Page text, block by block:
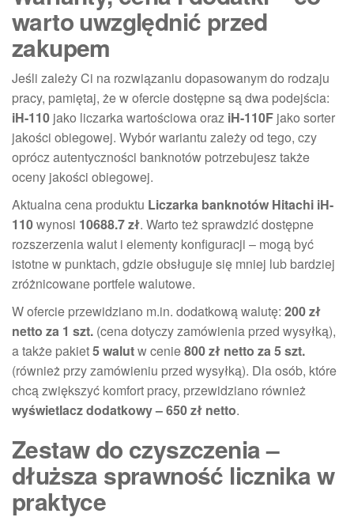
warto uwzględnić przed
zakupem
Jeśli zależy Ci na rozwiązaniu dopasowanym do rodzaju
pracy, pamiętaj, że w ofercie dostępne są dwa podejścia:
iH-110 jako liczarka wartościowa oraz iH-110F jako sorter
jakości obiegowej. Wybór wariantu zależy od tego, czy
oprócz autentyczności banknotów potrzebujesz także
oceny jakości obiegowej.
Aktualna cena produktu Liczarka banknotów Hitachi iH-
110wynosi 10688.7 zł. Warto też sprawdzić dostępne
rozszerzenia walut i elementy konfiguracji – mogą być
istotne w punktach, gdzie obsługuje się mniej lub bardziej
zróżnicowane portfele walutowe.
W ofercie przewidziano m.in. dodatkową walutę: 200 zł
netto za 1 szt. (cena dotyczy zamówienia przed wysyłką),
a także pakiet5 walutw cenie800 zł netto za 5 szt.
(również przy zamówieniu przed wysyłką). Dla osób, które
chcą zwiększyć komfort pracy, przewidziano również
wyświetlacz dodatkowy – 650 zł netto.
Zestaw do czyszczenia –
dłuższa sprawność licznika w
praktyce